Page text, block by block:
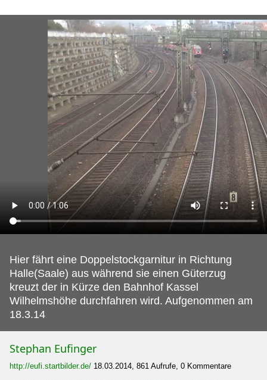
Hier fährt eine Doppelstockgarnitur in Richtung
Halle(Saale) aus während sie einen Güterzug
kreuzt der in Kürze den Bahnhof Kassel
Wilhelmshöhe durchfahren wird. Aufgenommen am
18.3.14
Stephan Eufinger
http://eufi.startbilder.de/ 18.03.2014, 861 Aufrufe, 0 Kommentare